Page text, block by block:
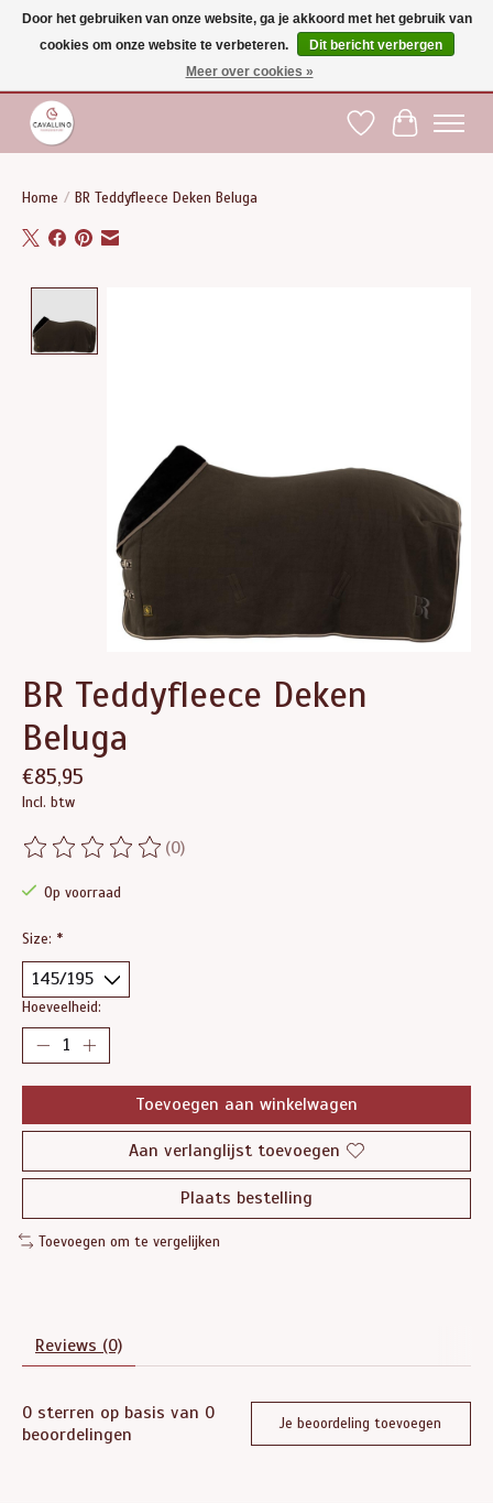
Gratis verzending vanaf €75 binnen BE - vanaf €100 naar EU | Voor 17:00 besteld is
dezelfde dag verzonden | Klantendienst: +32 (0)51 21 27 00 |
Verlanglijst
Home / BR Teddyfleece Deken Beluga
BR Teddyfleece Deken
Beluga
€85,95
Incl. btw
De beoordeling van dit product is
(0)
Op voorraad
Size: *
Hoeveelheid:
Toevoegen aan winkelwagen
Aan verlanglijst toevoegen
Plaats bestelling
Toevoegen om te vergelijken
Reviews (0)
0 sterren op basis van 0
beoordelingen
Je beoordeling toevoegen
Door het gebruiken van onze website, ga je akkoord met het gebruik van
cookies om onze website te verbeteren.
Dit bericht verbergen
Meer over cookies »